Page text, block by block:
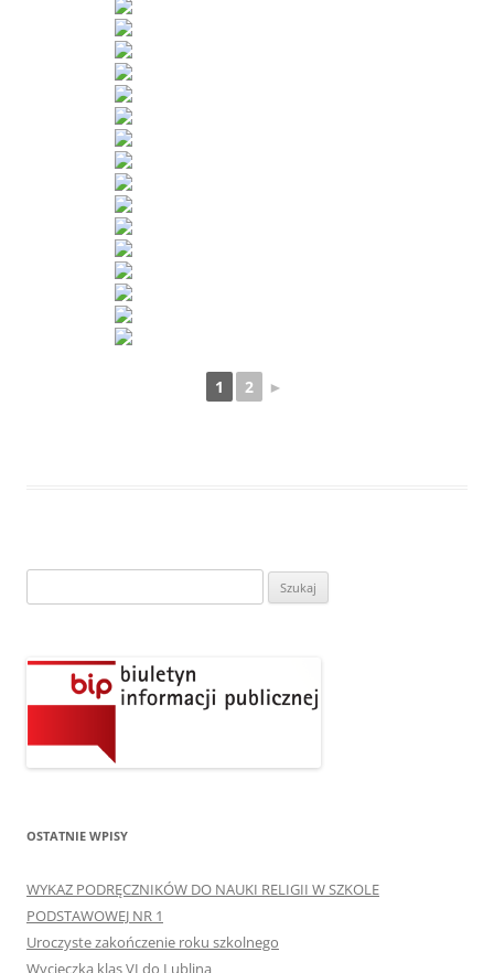
1 2 ►
OSTATNIE WPISY
WYKAZ PODRĘCZNIKÓW DO NAUKI RELIGII W SZKOLE
PODSTAWOWEJ NR 1
Uroczyste zakończenie roku szkolnego
Wycieczka klas VI do Lublina